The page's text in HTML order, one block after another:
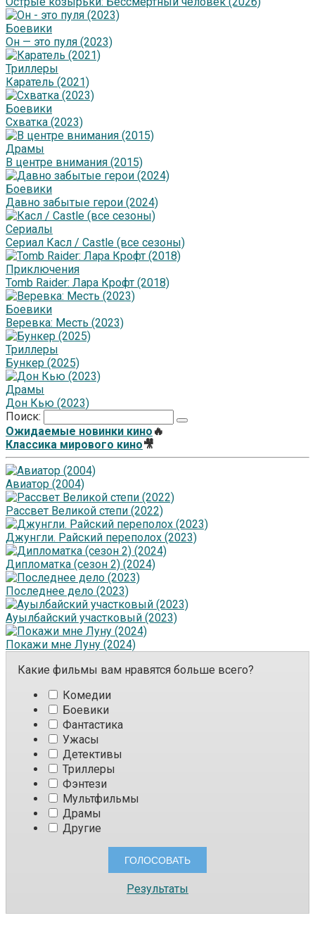
Боевики
Он — это пуля (2023)
Триллеры
Каратель (2021)
Боевики
Схватка (2023)
Драмы
В центре внимания (2015)
Боевики
Давно забытые герои (2024)
Сериалы
Сериал Касл / Castle (все сезоны)
Приключения
Tomb Raider: Лара Крофт (2018)
Боевики
Веревка: Месть (2023)
Триллеры
Бункер (2025)
Драмы
Дон Кью (2023)
Поиск:
Ожидаемые новинки кино 🔥
Классика мирового кино🎥
Авиатор (2004)
Рассвет Великой степи (2022)
Джунгли. Райский переполох (2023)
Дипломатка (сезон 2) (2024)
Последнее дело (2023)
Ауылбайский участковый (2023)
Покажи мне Луну (2024)
Какие фильмы вам нравятся больше всего?
Комедии
Боевики
Фантастика
Ужасы
Детективы
Триллеры
Фэнтези
Мультфильмы
Драмы
Другие
Результаты